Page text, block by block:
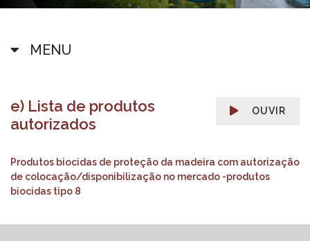
MENU
OUVIR
e) Lista de produtos
autorizados
Produtos biocidas de proteção da madeira com autorização
de colocação/disponibilização no mercado -produtos
biocidas tipo 8